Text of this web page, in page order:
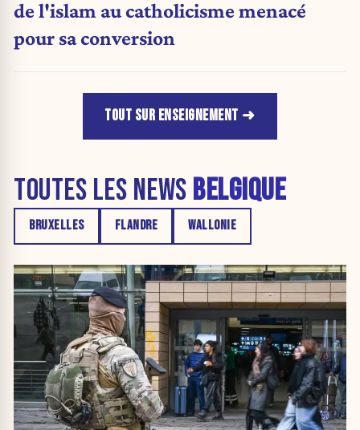
de l'islam au catholicisme menacé
pour sa conversion
TOUT SUR ENSEIGNEMENT
TOUTES LES NEWS BELGIQUE
BRUXELLES FLANDRE WALLONIE